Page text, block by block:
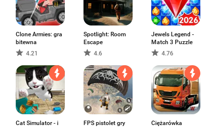
Clone Armies: gra
bitewna
4.21
Spotlight: Room
Escape
4.6
Jewels Legend -
Match 3 Puzzle
4.76
Cat Simulator - i
FPS pistolet gry
Ciężarówka